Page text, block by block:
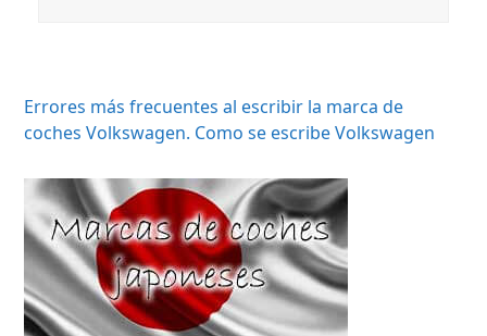
Errores más frecuentes al escribir la marca de
coches Volkswagen. Como se escribe Volkswagen